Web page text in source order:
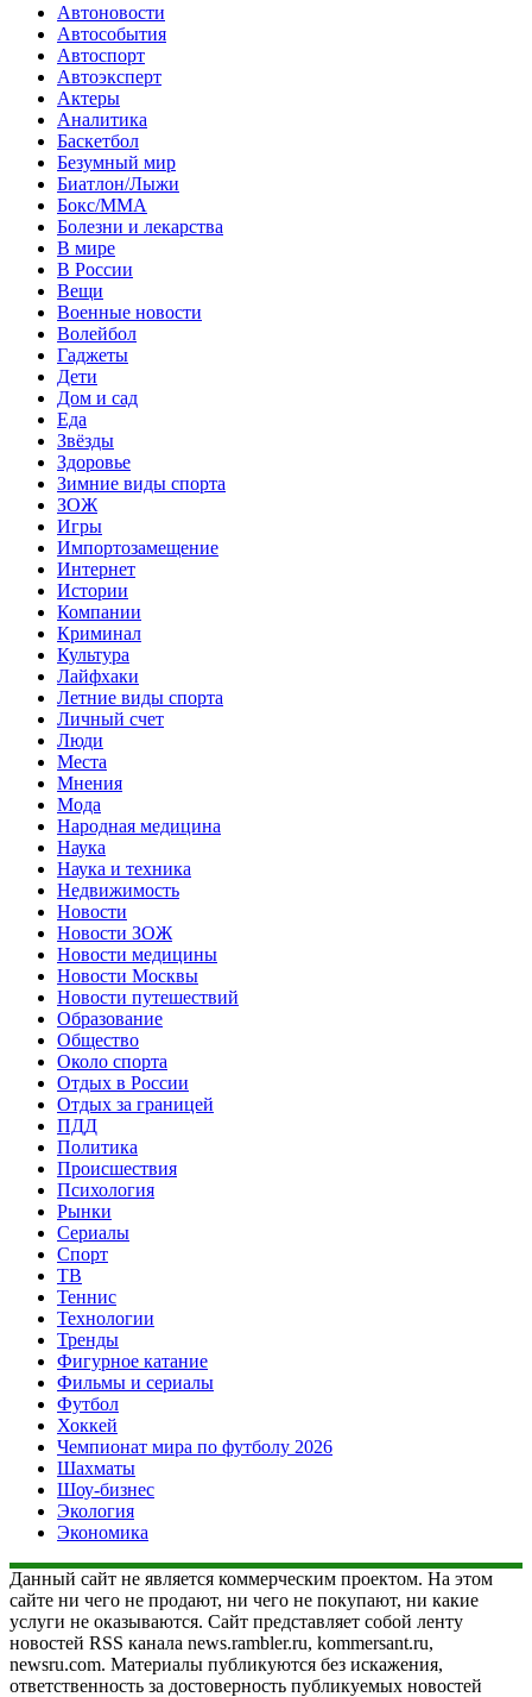
Автоновости
Автособытия
Автоспорт
Автоэксперт
Актеры
Аналитика
Баскетбол
Безумный мир
Биатлон/Лыжи
Бокс/MMA
Болезни и лекарства
В мире
В России
Вещи
Военные новости
Волейбол
Гаджеты
Дети
Дом и сад
Еда
Звёзды
Здоровье
Зимние виды спорта
ЗОЖ
Игры
Импортозамещение
Интернет
Истории
Компании
Криминал
Культура
Лайфхаки
Летние виды спорта
Личный счет
Люди
Места
Мнения
Мода
Народная медицина
Наука
Наука и техника
Недвижимость
Новости
Новости ЗОЖ
Новости медицины
Новости Москвы
Новости путешествий
Образование
Общество
Около спорта
Отдых в России
Отдых за границей
ПДД
Политика
Происшествия
Психология
Рынки
Сериалы
Спорт
ТВ
Теннис
Технологии
Тренды
Фигурное катание
Фильмы и сериалы
Футбол
Хоккей
Чемпионат мира по футболу 2026
Шахматы
Шоу-бизнес
Экология
Экономика
Данный сайт не является коммерческим проектом. На этом
сайте ни чего не продают, ни чего не покупают, ни какие
услуги не оказываются. Сайт представляет собой ленту
новостей RSS канала news.rambler.ru, kommersant.ru,
newsru.com. Материалы публикуются без искажения,
ответственность за достоверность публикуемых новостей